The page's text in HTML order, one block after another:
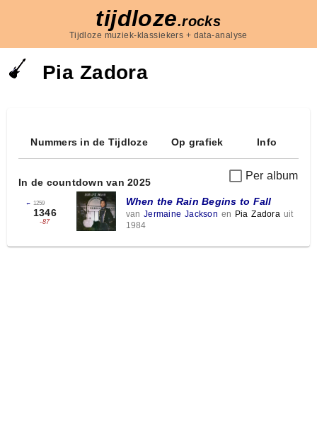
tijdloze.rocks
Tijdloze muziek-klassiekers + data-analyse
Pia Zadora
Nummers in de Tijdloze Op grafiek Info
Per album
In de countdown van 2025
← 1259
1346
-87
When the Rain Begins to Fall
vanJermaine Jackson en Pia Zadorauit
1984